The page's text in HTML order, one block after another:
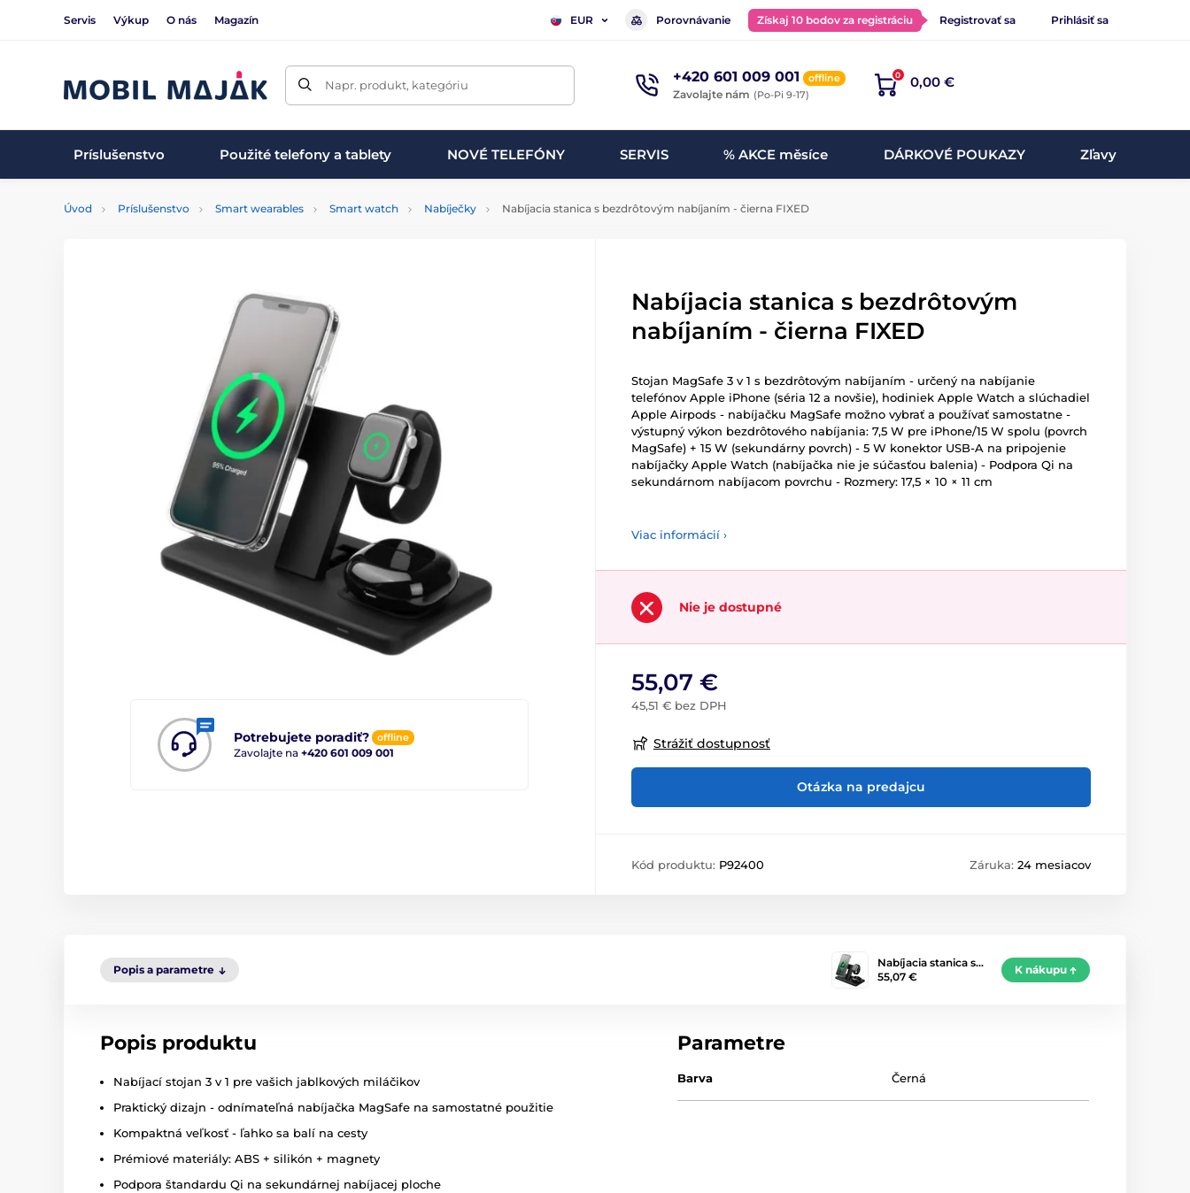
Servis Výkup O nás Magazín EUR Porovnávanie Získaj 10 bodov za registráciu Registrovať sa Prihlásiť sa
Napr. produkt, kategóriu +420 601 009 001 offline
Zavolajte nám (Po-Pi 9-17)
0 0,00 €
Príslušenstvo Použité telefony a tablety NOVÉ TELEFÓNY SERVIS % AKCE měsíce DÁRKOVÉ POUKAZY Zľavy
Úvod Príslušenstvo Smart wearables Smart watch Nabíječky Nabíjacia stanica s bezdrôtovým nabíjaním - čierna FIXED
Potrebujete poradiť? offline
Zavolajte na +420 601 009 001
Nabíjacia stanica s bezdrôtovým
nabíjaním - čierna FIXED
Stojan MagSafe 3 v 1 s bezdrôtovým nabíjaním - určený na nabíjanie
telefónov Apple iPhone (séria 12 a novšie), hodiniek Apple Watch a slúchadiel
Apple Airpods - nabíjačku MagSafe možno vybrať a používať samostatne -
výstupný výkon bezdrôtového nabíjania: 7,5 W pre iPhone/15 W spolu (povrch
MagSafe) + 15 W (sekundárny povrch) - 5 W konektor USB-A na pripojenie
nabíjačky Apple Watch (nabíjačka nie je súčasťou balenia) - Podpora Qi na
sekundárnom nabíjacom povrchu - Rozmery: 17,5 × 10 × 11 cm
Viac informácií ›
Nie je dostupné
55,07 €
45,51 € bez DPH
Strážiť dostupnosť
Otázka na predajcu
Kód produktu: P92400 Záruka: 24 mesiacov
Popis a parametre
Nabíjacia stanica s…
55,07 €
K nákupu
Popis produktu
Nabíjací stojan 3 v 1 pre vašich jablkových miláčikov
Praktický dizajn - odnímateľná nabíjačka MagSafe na samostatné použitie
Kompaktná veľkosť - ľahko sa balí na cesty
Prémiové materiály: ABS + silikón + magnety
Podpora štandardu Qi na sekundárnej nabíjacej ploche
Parametre
Barva Černá